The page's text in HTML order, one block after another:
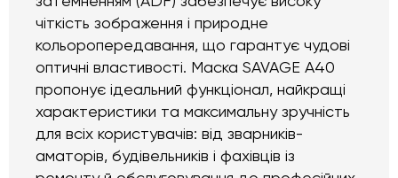
чіткість зображення і природне
кольоропередавання, що гарантує чудові
оптичні властивості. Маска SAVAGE A40
пропонує ідеальний функціонал, найкращі
характеристики та максимальну зручність
для всіх користувачів: від зварників-
аматорів, будівельників і фахівців із